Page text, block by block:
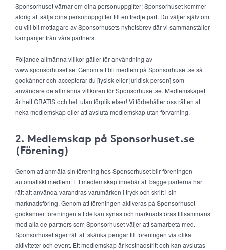
Sponsorhuset värnar om dina personuppgifter! Sponsorhuset kommer
aldrig att sälja dina personuppgifter till en tredje part. Du väljer själv om
du vill bli mottagare av Sponsorhusets nyhetsbrev där vi sammanställer
kampanjer från våra partners.
Följande allmänna villkor gäller för användning av
www.sponsorhuset.se. Genom att bli medlem på Sponsorhuset.se så
godkänner och accepterar du [fysisk eller juridisk person] som
användare de allmänna villkoren för Sponsorhuset.se. Medlemskapet
är helt GRATIS och helt utan förpliktelser! Vi förbehåller oss rätten att
neka medlemskap eller att avsluta medlemskap utan förvarning.
2. Medlemskap på Sponsorhuset.se
(Förening)
Genom att anmäla sin förening hos Sponsorhuset blir föreningen
automatiskt medlem. Ett medlemskap innebär att bägge parterna har
rätt att använda varandras varumärken i tryck och skrift i sin
marknadsföring. Genom att föreningen aktiveras på Sponsorhuset
godkänner föreningen att de kan synas och marknadsföras tillsammans
med alla de partners som Sponsorhuset väljer att samarbeta med.
Sponsorhuset äger rätt att skänka pengar till föreningen via olika
aktiviteter och event. Ett medlemskap är kostnadsfritt och kan avslutas